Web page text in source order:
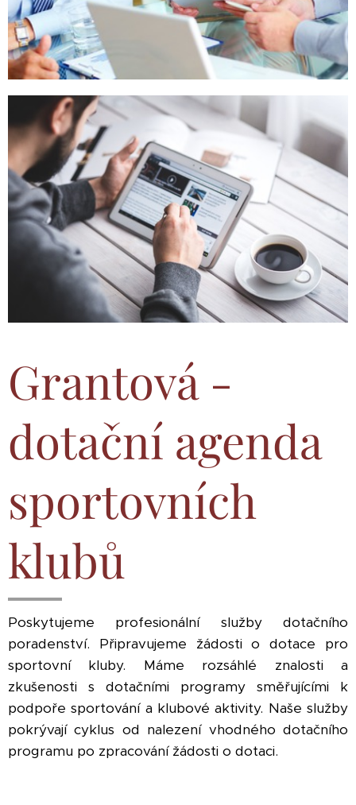
Grantová -
dotační agenda
sportovních
klubů
Poskytujeme profesionální služby dotačního
poradenství. Připravujeme žádosti o dotace pro
sportovní kluby. Máme rozsáhlé znalosti a
zkušenosti s dotačními programy směřujícími k
podpoře sportování a klubové aktivity. Naše služby
pokrývají cyklus od nalezení vhodného dotačního
programu po zpracování žádosti o dotaci.